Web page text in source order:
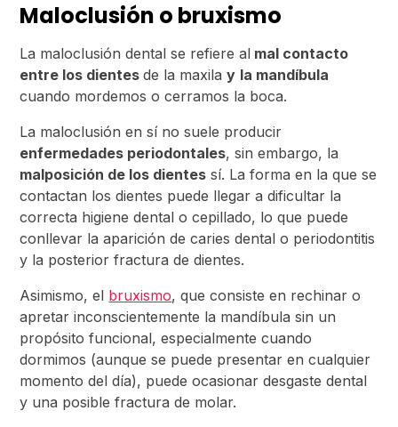
Maloclusión o bruxismo
La maloclusión dental se refiere al mal contacto
entre los dientesde la maxilay la mandíbula
cuando mordemos o cerramos la boca.
La maloclusión en sí no suele producir
enfermedades periodontales, sin embargo, la
malposición de los dientes sí. La forma en la que se
contactan los dientes puede llegar a dificultar la
correcta higiene dental o cepillado, lo que puede
conllevar la aparición de caries dental o periodontitis
y la posterior fractura de dientes.
Asimismo, el bruxismo, que consiste en rechinar o
apretar inconscientemente la mandíbula sin un
propósito funcional, especialmente cuando
dormimos (aunque se puede presentar en cualquier
momento del día), puede ocasionar desgaste dental
y una posible fractura de molar.